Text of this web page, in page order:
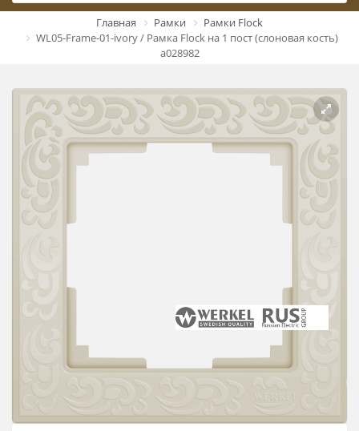
Розетки USB
Розетки ТВ
Розетки акустика
Светорегуляторы
Розетки Интернет
Главная Рамки
Рамки Flock
WL05-Frame-01-ivory / Рамка Flock на 1 пост (слоновая кость)
a028982